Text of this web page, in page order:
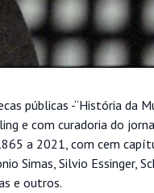
públicas -“História da
e com curadoria do
a 2021, com cem
Simas, Silvio Essinger,
e outros.